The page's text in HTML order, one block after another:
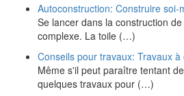
Autoconstruction: Construire soi-
Se lancer dans la construction
complexe. La toile (…)
Conseils pour travaux: Travaux à
Même s'il peut paraître tentant
quelques travaux pour (…)